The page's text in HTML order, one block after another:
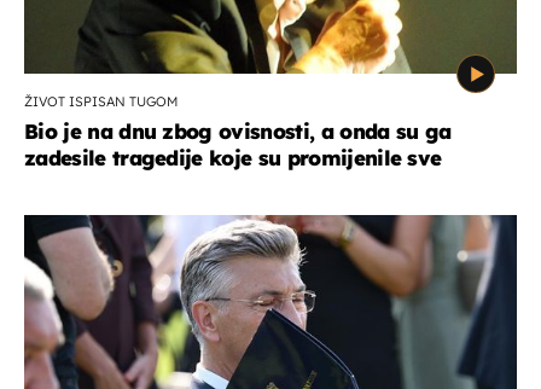
ŽIVOT ISPISAN TUGOM
Bio je na dnu zbog ovisnosti, a onda su ga
zadesile tragedije koje su promijenile sve